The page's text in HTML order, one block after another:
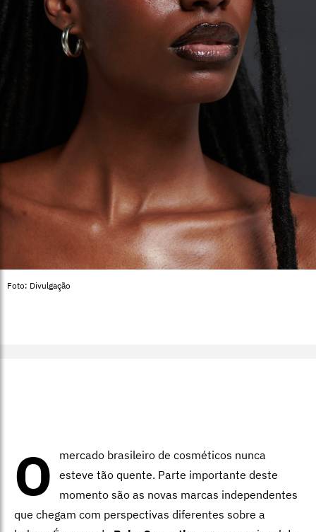
Foto: Divulgação
O
mercado brasileiro de cosméticos nunca
esteve tão quente. Parte importante deste
momento são as novas marcas independentes
que chegam com perspectivas diferentes sobre a